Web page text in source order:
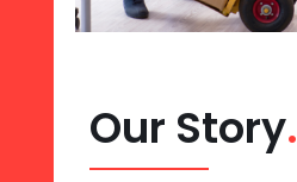
Our Story.